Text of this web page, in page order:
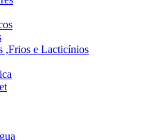
,Frios e Lacticínios